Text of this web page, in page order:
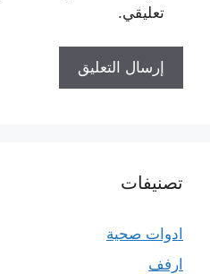
تعليقي.
تصنيفات
ادوات صحية
ارفف